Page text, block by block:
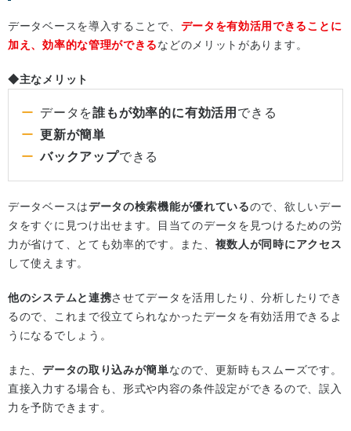
データベースを導入することで、 データを有効活用できることに
加え、効率的な管理ができるなどのメリットがあります。
◆主なメリット
データを誰もが効率的に有効活用 できる
更新が簡単
バックアップできる
データベースはデータの検索機能が優れているので、欲しいデー
タをすぐに見つけ出せます。目当てのデータを見つけるための労
力が省けて、とても効率的です。また、 複数人が同時にアクセス
して使えます。
他のシステムと連携させてデータを活用したり、分析したりでき
るので、これまで役立てられなかったデータを有効活用できるよ
うになるでしょう。
また、データの取り込みが簡単なので、更新時もスムーズです。
直接入力する場合も、形式や内容の条件設定ができるので、誤入
力を予防できます。